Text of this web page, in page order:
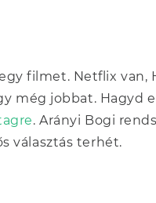
filmet. Netflix van,
még jobbat. Hagyd
. Arányi Bogi
választás terhét.